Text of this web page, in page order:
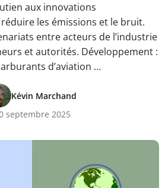
aux innovations
les émissions et le bruit.
entre acteurs de l’industrie
et autorités. Développement :
d’aviation …
Kévin Marchand
septembre 2025